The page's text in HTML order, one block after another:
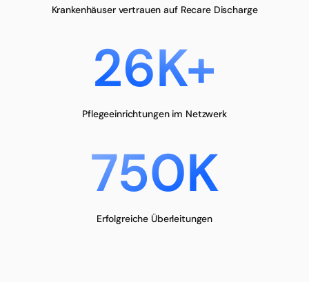
Krankenhäuser vertrauen auf Recare Discharge
26K+
Pflegeeinrichtungen im Netzwerk
750K
Erfolgreiche Überleitungen